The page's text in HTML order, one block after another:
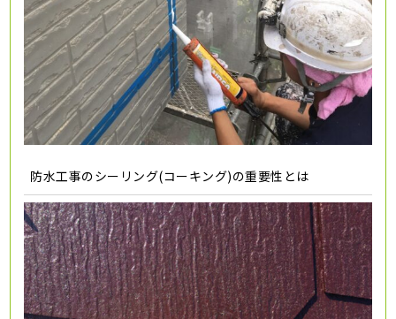
防水工事のシーリング(コーキング)の重要性とは